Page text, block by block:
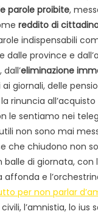
parole proibite,
reddito di
indispensabili
dalle province e
eliminazione
giornali, delle
rinuncia
le sentiamo nei
non sono mai
che chiudono non
di giornata,
e
per non parlar
l’amnistia, lo ius